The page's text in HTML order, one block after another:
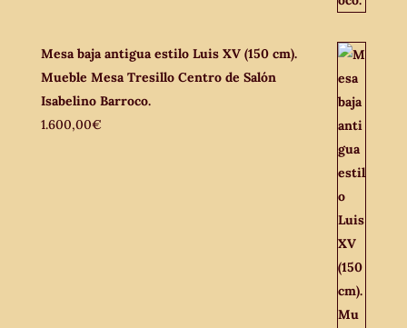
Mesa baja antigua estilo Luis XV (150 cm).
Mueble Mesa Tresillo Centro de Salón
Isabelino Barroco.
1.600,00€